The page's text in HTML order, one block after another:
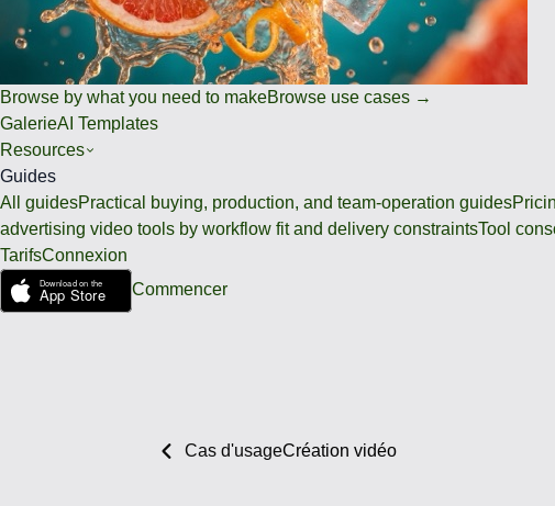
Browse by what you need to makeBrowse use cases →
GalerieAI Templates
Resources
Guides
All guidesPractical buying, production, and team-operation guides
advertising video tools by workflow fit and delivery constraintsTool
TarifsConnexion
Commencer
Cas d'usageCréation vidéo